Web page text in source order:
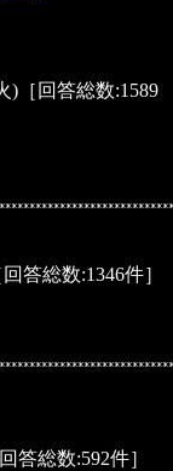
)［回答総数:1589
答総数:1346件］
答総数:592件］